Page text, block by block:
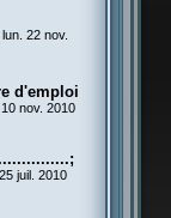
lun. 22 nov.
d'emploi
nov. 2010
juil. 2010